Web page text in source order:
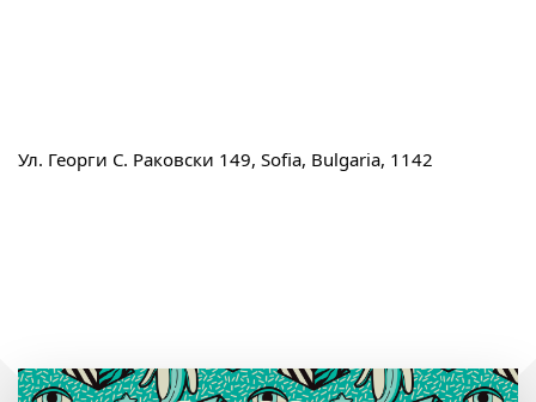
Ул. Георги С. Раковски 149, Sofia, Bulgaria, 1142